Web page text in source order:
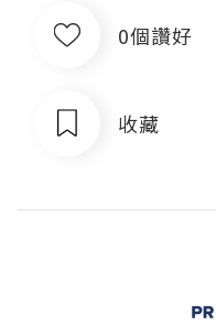
0個讚好
收藏